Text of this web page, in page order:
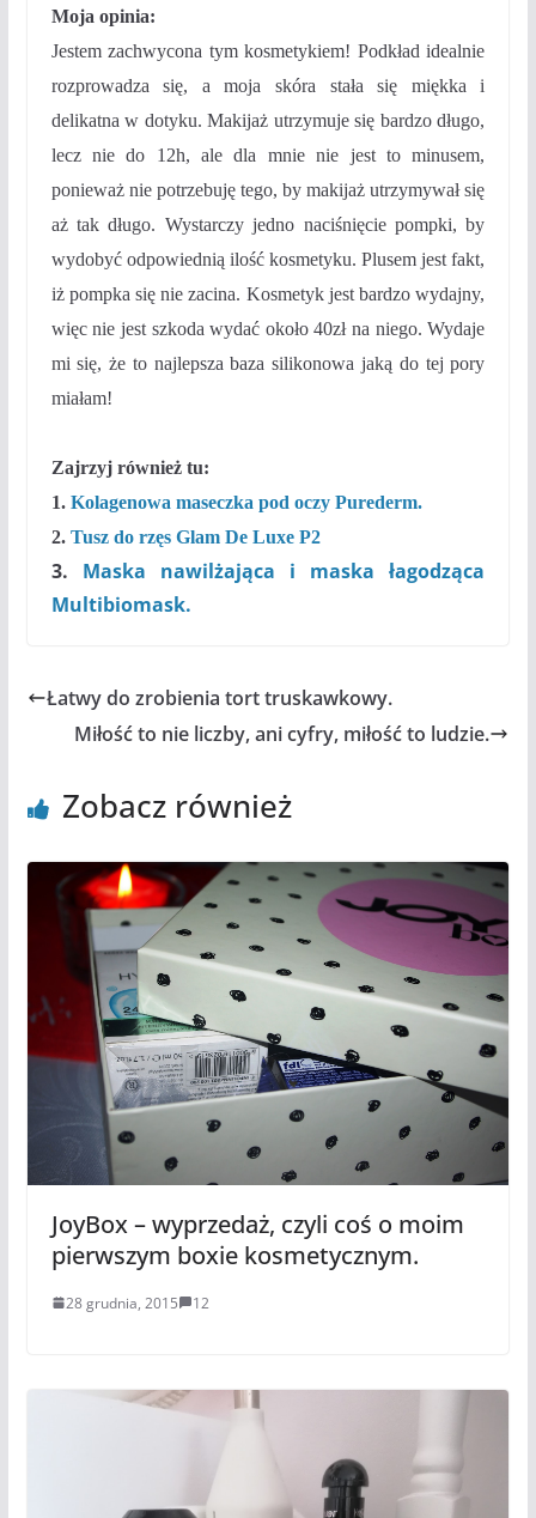
Moja opinia:
Jestem zachwycona tym kosmetykiem! Podkład idealnie
rozprowadza się, a moja skóra stała się miękka i
delikatna w dotyku. Makijaż utrzymuje się bardzo długo,
lecz nie do 12h, ale dla mnie nie jest to minusem,
ponieważ nie potrzebuję tego, by makijaż utrzymywał się
aż tak długo. Wystarczy jedno naciśnięcie pompki, by
wydobyć odpowiednią ilość kosmetyku. Plusem jest fakt,
iż pompka się nie zacina. Kosmetyk jest bardzo wydajny,
więc nie jest szkoda wydać około 40zł na niego. Wydaje
mi się, że to najlepsza baza silikonowa jaką do tej pory
miałam!
Zajrzyj również tu:
1. Kolagenowa maseczka pod oczy Purederm.
2. Tusz do rzęs Glam De Luxe P2
3. Maska nawilżająca i maska łagodząca
Multibiomask.
Łatwy do zrobienia tort truskawkowy.
Miłość to nie liczby, ani cyfry, miłość to ludzie.
Zobacz również
JoyBox – wyprzedaż, czyli coś o moim
pierwszym boxie kosmetycznym.
28 grudnia, 2015 12